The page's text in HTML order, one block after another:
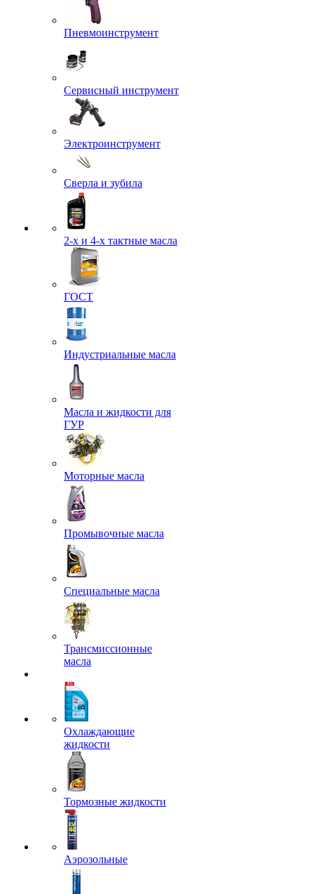
Пневмоинструмент
Сервисный инструмент
Электроинструмент
Сверла и зубила
2-х и 4-х тактные масла
ГОСТ
Индустриальные масла
Масла и жидкости для
ГУР
Моторные масла
Промывочные масла
Специальные масла
Трансмиссионные
масла
Охлаждающие
жидкости
Тормозные жидкости
Аэрозольные